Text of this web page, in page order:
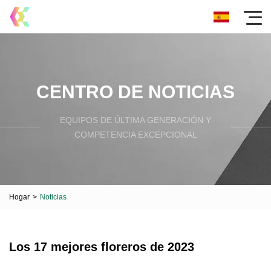
CENTRO DE NOTICIAS
EQUIPOS DE ÚLTIMA GENERACIÓN Y
COMPETENCIA EXCEPCIONAL
Hogar > Noticias
Los 17 mejores floreros de 2023